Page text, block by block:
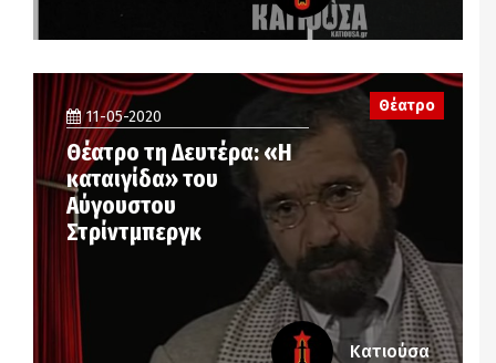
11-05-2020
Θέατρο τη Δευτέρα: «Η
καταιγίδα» του
Αύγουστου
Στρίντμπεργκ
Θέατρο
Κατιούσα